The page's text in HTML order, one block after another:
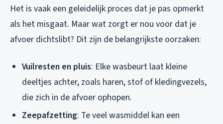
Het is vaak een geleidelijk proces dat je pas opmerkt
als het misgaat. Maar wat zorgt er nou voor dat je
afvoer dichtslibt? Dit zijn de belangrijkste oorzaken:
Vuilresten en pluis: Elke wasbeurt laat kleine
deeltjes achter, zoals haren, stof of kledingvezels,
die zich in de afvoer ophopen.
Zeepafzetting: Te veel wasmiddel kan een